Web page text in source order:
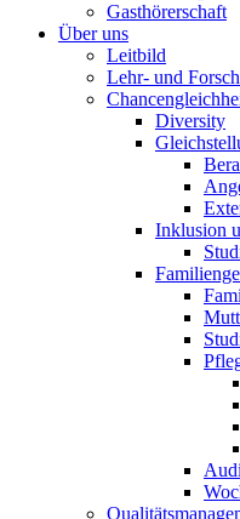
Gasthörerschaft
Über uns
Leitbild
Lehr- und
Diversity
Inklusion